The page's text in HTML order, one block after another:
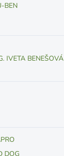
BEN
IVETA BENEŠOVÁ
DOG